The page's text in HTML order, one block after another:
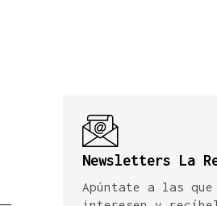
Newsletters La
Apúntate a las que